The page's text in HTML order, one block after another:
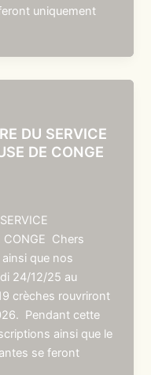
uniquement
DU SERVICE
DE CONGE
CONGE Chers
que nos
24/12/25 au
crèches rouvriront
Pendant cette
ainsi que le
se feront